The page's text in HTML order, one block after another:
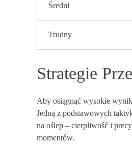
Średni
Trudny
Strategie
Aby osiągnąć wysokie
Jedną z podstawowych
na oślep – cierpliwość i
momentów.